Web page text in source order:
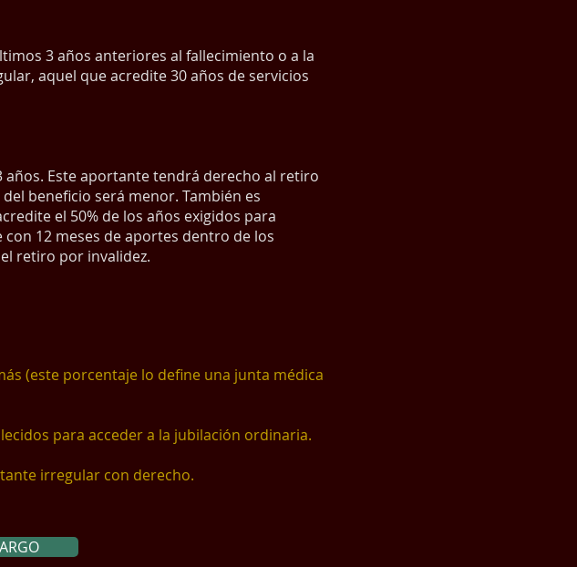
3 años anteriores al fallecimiento o a la
aquel que acredite 30 años de servicios
Este aportante tendrá derecho al retiro
beneficio será menor. También es
el 50% de los años exigidos para
12 meses de aportes dentro de los
retiro por invalidez.
(este porcentaje lo define una junta médica
para acceder a la jubilación ordinaria.
irregular con derecho.